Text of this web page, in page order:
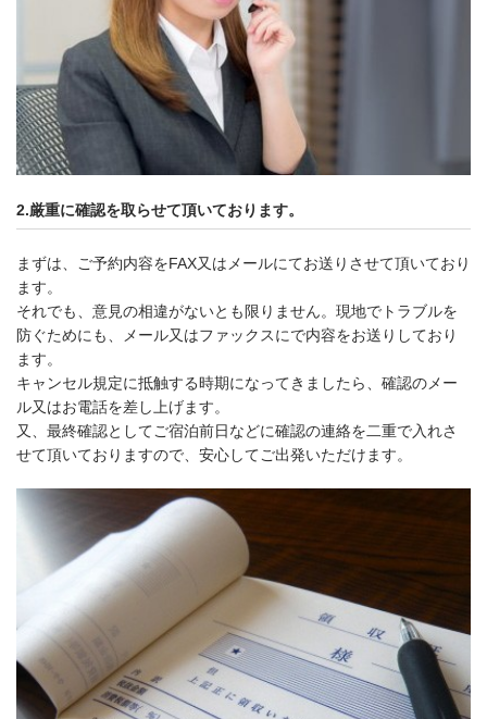
2.厳重に確認を取らせて頂いております。
まずは、ご予約内容をFAX又はメールにてお送りさせて頂いており
ます。
それでも、意見の相違がないとも限りません。現地でトラブルを
防ぐためにも、メール又はファックスにで内容をお送りしており
ます。
キャンセル規定に抵触する時期になってきましたら、確認のメー
ル又はお電話を差し上げます。
又、最終確認としてご宿泊前日などに確認の連絡を二重で入れさ
せて頂いておりますので、安心してご出発いただけます。